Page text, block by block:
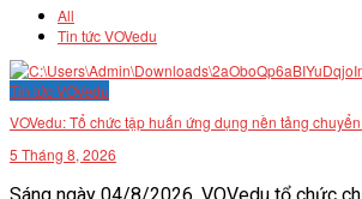
All
Tin tức VOVedu
Tin tức VOVedu
VOVedu: Tổ chức tập huấn ứng dụng nền tảng
5 Tháng 8, 2026